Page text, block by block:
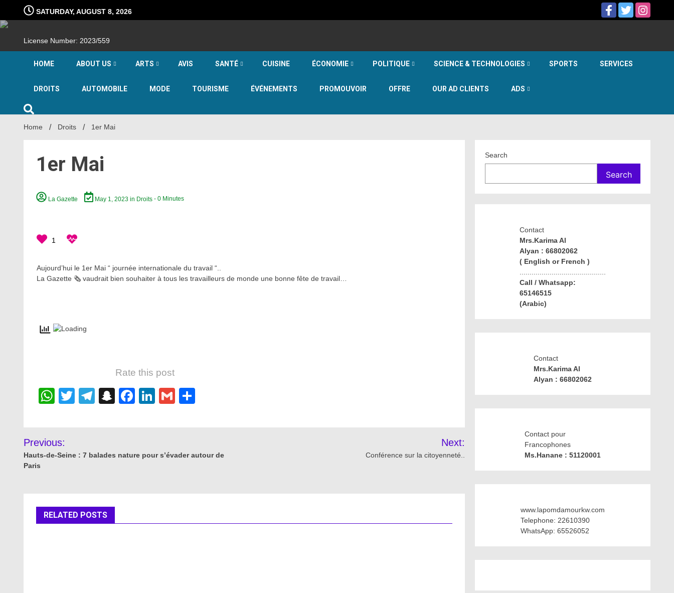
content
SATURDAY, AUGUST 8, 2026
License Number: 2023/559
HOME ABOUT US ARTS AVIS SANTÉ CUISINE ÉCONOMIE POLITIQUE SCIENCE & TECHNOLOGIES SPORTS SERVICES
DROITS AUTOMOBILE MODE TOURISME ÉVÉNEMENTS PROMOUVOIR OFFRE OUR AD CLIENTS ADS
Home Droits 1er Mai
1er Mai
La Gazette May 1, 2023in Droits - 0 Minutes
1
Aujourd’hui le 1er Mai “ journée internationale du travail “..
La Gazette 🗞️ vaudrait bien souhaiter à tous les travailleurs de monde une bonne fête de travail…
Rate this post
WhatsApp
Twitter
Telegram
Snapchat
Facebook
LinkedIn
Gmail
Post
navigation
Previous:
Hauts-de-Seine : 7 balades nature pour s’évader autour de
Paris
Next:
Conférence sur la citoyenneté..
RELATED POSTS
Search
Search
Contact
Mrs.Karima Al
Alyan : 66802062
( English or French )
...........................................
Call / Whatsapp:
65146515
(Arabic)
Contact
Mrs.Karima Al
Alyan : 66802062
Contact pour
Francophones
Ms.Hanane : 51120001
www.lapomdamourkw.com
Telephone: 22610390
WhatsApp: 65526052